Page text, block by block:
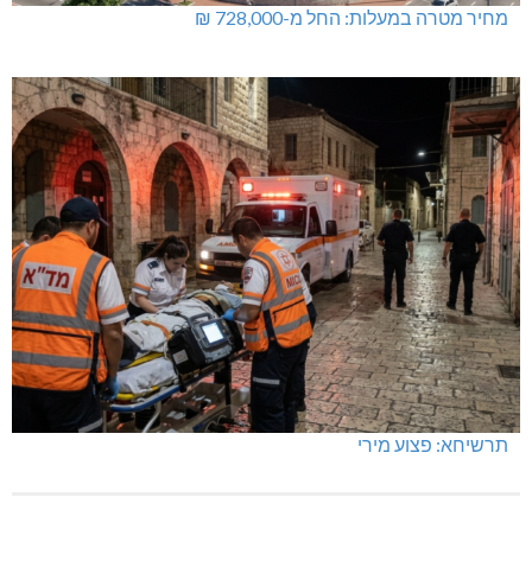
מחיר מטרה במעלות: החל מ-728,000 ₪
תרשיחא: פצוע מירי